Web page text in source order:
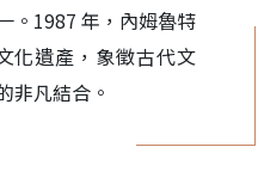
。1987 年，內姆魯特
化遺產，象徵古代文
非凡結合。